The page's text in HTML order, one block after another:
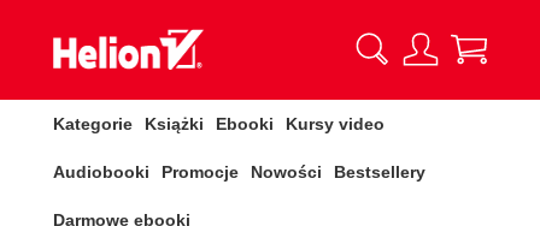
Kategorie Książki Ebooki Kursy video
Audiobooki Promocje Nowości Bestsellery
Darmowe ebooki